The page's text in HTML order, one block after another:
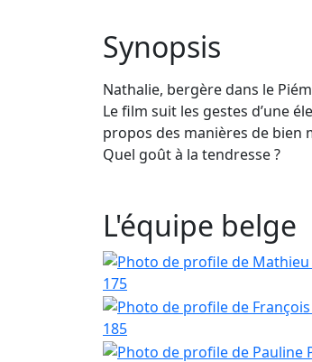
Synopsis
Nathalie, bergère dans le
Le film suit les gestes d’une
propos des manières de
Quel goût à la tendresse ?
L'équipe belge
175
185